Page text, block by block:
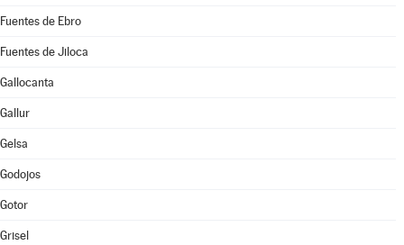
Fuentes de Ebro
Fuentes de Jiloca
Gallocanta
Gallur
Gelsa
Godojos
Gotor
Grisel